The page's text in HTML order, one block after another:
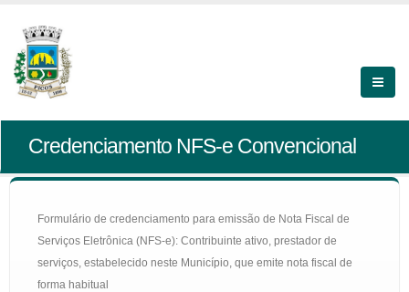
Credenciamento NFS-e Convencional
Formulário de credenciamento para emissão de Nota Fiscal de
Serviços Eletrônica (NFS-e): Contribuinte ativo, prestador de
serviços, estabelecido neste Município, que emite nota fiscal de
forma habitual